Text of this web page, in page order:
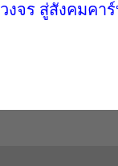
งจร สู่สังคมคา